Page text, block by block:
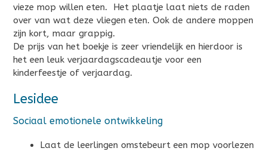
vieze mop willen eten. Het plaatje laat niets de raden
over van wat deze vliegen eten. Ook de andere moppen
zijn kort, maar grappig.
De prijs van het boekje is zeer vriendelijk en hierdoor is
het een leuk verjaardagscadeautje voor een
kinderfeestje of verjaardag.
Lesidee
Sociaal emotionele ontwikkeling
Laat de leerlingen omstebeurt een mop voorlezen